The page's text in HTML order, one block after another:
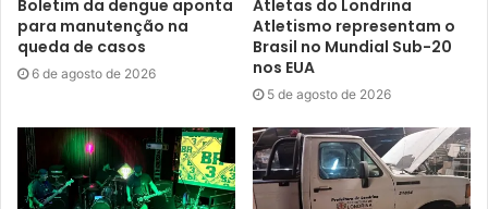
Horário: 20h
realizado no dia 21/11 na Primeira Igreja Batista em
Londrina)
Boletim da dengue aponta
para manutenção na
queda de casos
6 de agosto de 2026
Atletas do Londrina
Atletismo representam o
Brasil no Mundial Sub-20
nos EUA
5 de agosto de 2026